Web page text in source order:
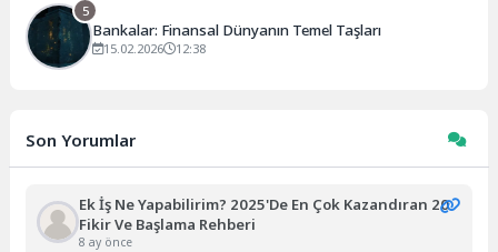
5
Bankalar: Finansal Dünyanın Temel Taşları
15.02.2026 12:38
Son Yorumlar
Ek İş Ne Yapabilirim? 2025'de En Çok Kazandıran 20
Fikir Ve Başlama Rehberi
8 ay önce